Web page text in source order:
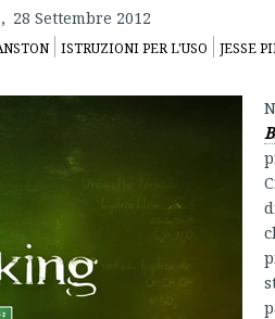
, 28 Settembre 2012
ISTRUZIONI PER L'USO JESSE